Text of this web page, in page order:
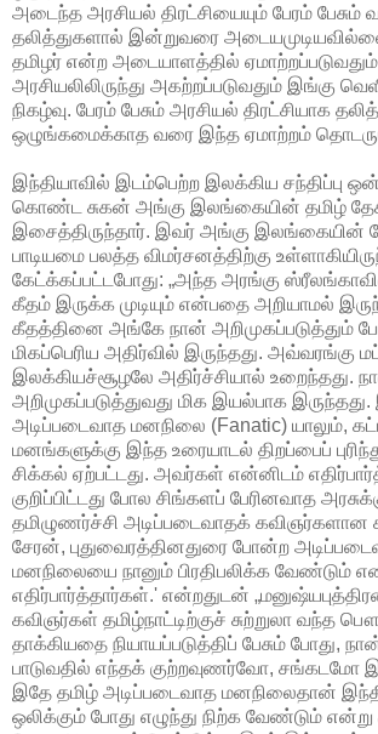
அடைந்த அரசியல் திரட்சியையும் பேரம் பேசும்
தலித்துகளால் இன்றுவரை
தமிழர் என்ற அடையாளத்தில்
அரசியலிலிருந்து அகற்றப்படுவதும் இங்கு
நிகழ்வு. பேரம் பேசும் அரசியல் திரட்சியாக
ஒழுங்கமைக்காத வரை இந்த ஏமாற்றம்
இந்தியாவில் இடம்பெற்ற இலக்கிய சந்திப்பு
கொண்ட சுகன் அங்கு இலங்கையின் தமிழ்
இசைத்திருந்தார். இவர் அங்கு இலங்கையின்
பாடியமை பலத்த விமர்சனத்திற்கு
கேட்க்கப்பட்டபோது: „அந்த அரங்கு
கீதம் இருக்க முடியும் என்பதை அறியாமல்
கீதத்தினை அங்கே நான் அறிமுகப்படுத்தும்
மிகப்பெரிய அதிர்வில் இருந்தது. அவ்வரங்கு
இலக்கியச்சூழலே அதிர்ச்சியால் உறைந்தது.
அறிமுகப்படுத்துவது மிக இயல்பாக
அடிப்படைவாத மனநிலை (Fanatic) யாலும்,
மனங்களுக்கு இந்த உரையாடல் திறப்பைப்
சிக்கல் ஏற்பட்டது. அவர்கள் என்னிடம்
குறிப்பிட்டது போல சிங்களப் பேரினவாத
தமிழுணர்ச்சி அடிப்படைவாதக்
சேரன், புதுவைரத்தினதுரை போன்ற
மனநிலையை நானும் பிரதிபலிக்க வேண்டும்
எதிர்பார்த்தார்கள்.' என்றதுடன்
கவிஞர்கள் தமிழ்நாட்டிற்குச் சுற்றுலா வந்த
தாக்கியதை நியாயப்படுத்திப் பேசும் போது,
பாடுவதில் எந்தக் குற்றவுணர்வோ, சங்கடமோ
இதே தமிழ் அடிப்படைவாத மனநிலைதான்
ஒலிக்கும் போது எழுந்து நிற்க வேண்டும்